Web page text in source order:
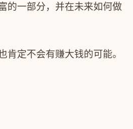
的一部分，并在未来如何做
肯定不会有赚大钱的可能。